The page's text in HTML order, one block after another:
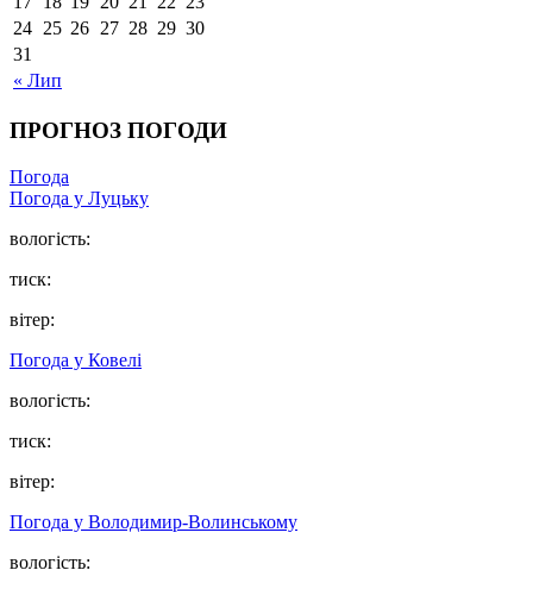
« Лип
24 25 26 27 28 29 30
31
ПРОГНОЗ ПОГОДИ
Погода
Погода у Луцьку
вологість:
тиск:
вітер:
Погода у Ковелі
вологість:
тиск:
вітер:
Погода у Володимир-Волинському
вологість: